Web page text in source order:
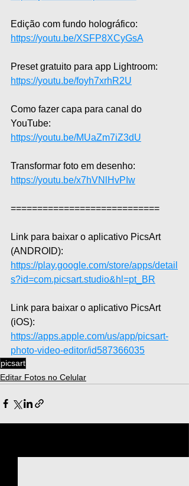
Edição com fundo holográfico:
https://youtu.be/XSFP8XCyGsA
Preset gratuito para app Lightroom:
https://youtu.be/foyh7xrhR2U
Como fazer capa para canal do
YouTube:
https://youtu.be/MUaZm7iZ3dU
Transformar foto em desenho:
https://youtu.be/x7hVNlHvPIw
============================
Link para baixar o aplicativo PicsArt
(ANDROID):
https://play.google.com/store/apps/detail
s?id=com.picsart.studio&hl=pt_BR
Link para baixar o aplicativo PicsArt
(iOS):
https://apps.apple.com/us/app/picsart-
photo-video-editor/id587366035
picsart
Editar Fotos no Celular